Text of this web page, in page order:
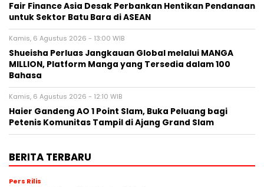
Fair Finance Asia Desak Perbankan Hentikan Pendanaan
untuk Sektor Batu Bara di ASEAN
Kamis, 6 Agustus 2026 - 13:00 WIB
Shueisha Perluas Jangkauan Global melalui MANGA
MILLION, Platform Manga yang Tersedia dalam 100
Bahasa
Kamis, 6 Agustus 2026 - 12:10 WIB
Haier Gandeng AO 1 Point Slam, Buka Peluang bagi
Petenis Komunitas Tampil di Ajang Grand Slam
BERITA TERBARU
Pers Rilis